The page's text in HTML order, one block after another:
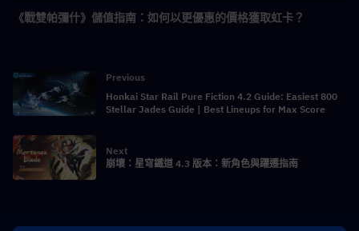
《戰雙帕彌什》儲值指南：如何以更優惠的價格獲取虹卡？
Previous
Honkai Star Rail Pure Fiction 4.2 Guide: Easiest 800
Stellar Jades Guide | Best Lineups for Max Score
Next
崩壞：星穹鐵道 4.3 版本：新角色與躍遷指南